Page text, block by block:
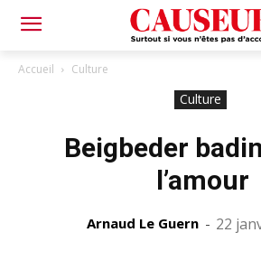
Accueil Culture
Culture
Beigbeder
l’amour
Arnaud Le Guern - 22